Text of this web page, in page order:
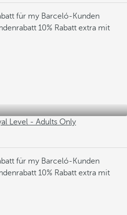
für my Barceló-Kunden
10% Rabatt extra mit
Level - Adults Only
für my Barceló-Kunden
10% Rabatt extra mit